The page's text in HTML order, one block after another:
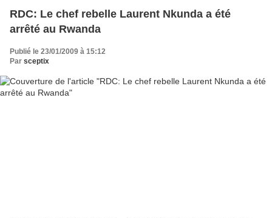
RDC: Le chef rebelle Laurent Nkunda a été
arrêté au Rwanda
Publié le 23/01/2009 à 15:12
Par sceptix